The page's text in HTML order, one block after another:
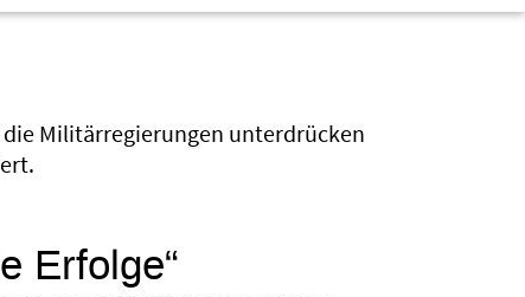
Militärregierungen unterdrücken
Erfolge“